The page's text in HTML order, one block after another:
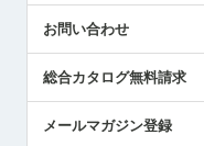
お問い合わせ
総合カタログ無料請求
メールマガジン登録